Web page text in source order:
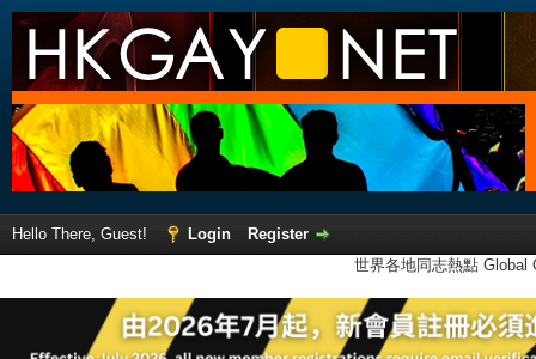
Hello There, Guest! Login
Register
世界各地同志熱點